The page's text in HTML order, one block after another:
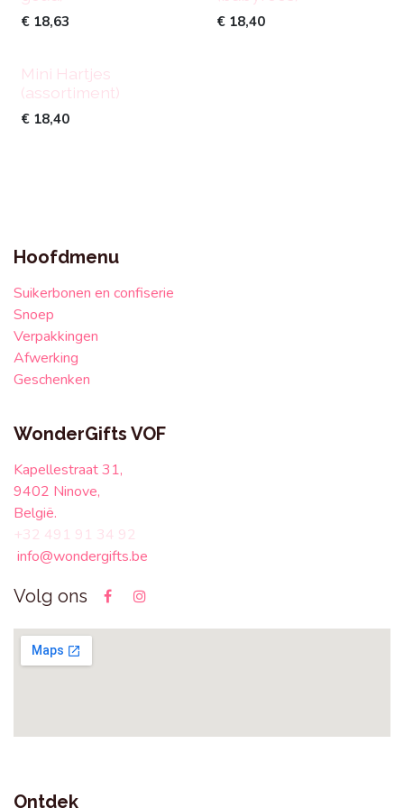
€ 18,63 € 18,40
Mini Hartjes
(assortiment)
€ 18,40
Hoofdmenu
Suikerbonen en confiserie
Snoep
Verpakkingen
Afwerking
Geschenken
WonderGifts VOF
Kapellestraat 31,
9402 Ninove,
België.
+32 491 91 34 92
info@wondergifts.be
Volg ons
Ontdek